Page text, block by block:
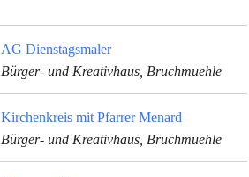
AG Dienstagsmaler
Bürger- und Kreativhaus, Bruchmuehle
Kirchenkreis mit Pfarrer Menard
Bürger- und Kreativhaus, Bruchmuehle